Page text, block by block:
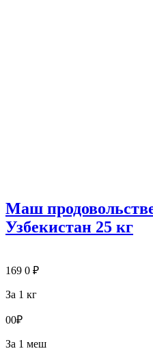
Маш
Узбекистан 25 кг
169 0 ₽
За 1 кг
00₽
За 1 меш